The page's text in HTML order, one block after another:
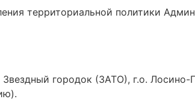
территориальной политики
городок (ЗАТО), г.о.